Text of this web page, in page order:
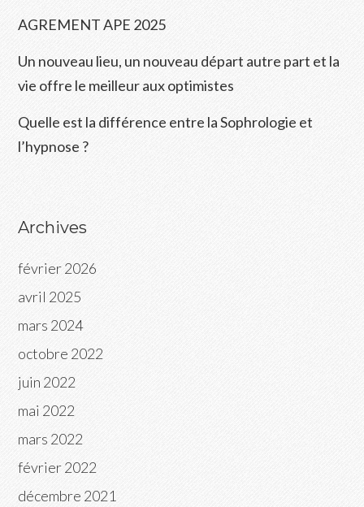
AGREMENT APE 2025
Un nouveau lieu, un nouveau départ autre part et la
vie offre le meilleur aux optimistes
Quelle est la différence entre la Sophrologie et
l’hypnose ?
Archives
février 2026
avril 2025
mars 2024
octobre 2022
juin 2022
mai 2022
mars 2022
février 2022
décembre 2021